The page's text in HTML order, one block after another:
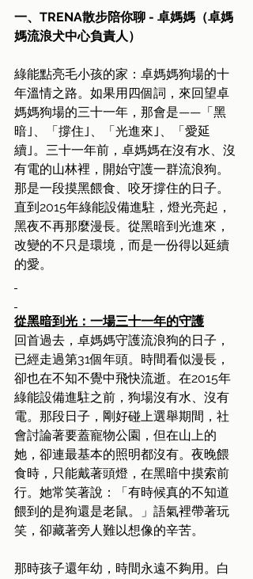
一、TRENA散步陪你聊 - 卓媽媽（卓媽
媽流浪犬中心負責人）
綠能點亮毛小孩的家：卓媽媽狗場的十
年溫情之路。如果用四個詞，來回望卓
媽媽狗場的三十一年，那會是——「黑
暗｣、「撐住｣、「光進來｣、「愛延
續｣。三十一年前，卓媽媽在沒有水、沒
有電的山林裡，開始守護一群流浪狗。
那是一段摸黑餵食、咬牙撐住的日子。
直到2015年綠能設備進駐，燈光亮起，
黑夜不再那麼漫長。從黑暗到光進來，
改變的不只是環境，而是一份得以延續
的愛。
從黑暗到光：一場三十一年的守護
回首過去，卓媽媽守護流浪狗的日子，
已經走過第31個年頭。時間看似漫長，
卻也在不知不覺中飛快流逝。在2015年
綠能設備進駐之前，狗場沒有水、沒有
電。那段日子，剛好碰上選舉期間，社
會討論著要蓋寵物公園，但在山上的
她，卻連最基本的照明都沒有。夜晚餵
食時，只能戴著頭燈，在黑暗中摸索前
行。她常笑著說：「有時候真的不知道
餵到的是狗還是老鼠。」語氣裡帶著玩
笑，卻藏著旁人難以想像的辛苦。
那時孩子還年幼，時間永遠不夠用。白